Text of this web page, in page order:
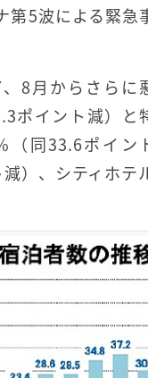
第5波による緊急
8月からさらに
ポイント減）と
（同33.6ポイン
）、シティホ